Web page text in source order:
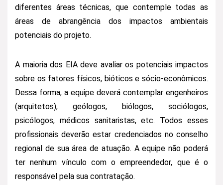
diferentes áreas técnicas, que contemple todas as
áreas de abrangência dos impactos ambientais
potenciais do projeto.
A maioria dos EIA deve avaliar os potenciais impactos
sobre os fatores físicos, bióticos e sócio-econômicos.
Dessa forma, a equipe deverá contemplar engenheiros
(arquitetos), geólogos, biólogos, sociólogos,
psicólogos, médicos sanitaristas, etc. Todos esses
profissionais deverão estar credenciados no conselho
regional de sua área de atuação. A equipe não poderá
ter nenhum vínculo com o empreendedor, que é o
responsável pela sua contratação.